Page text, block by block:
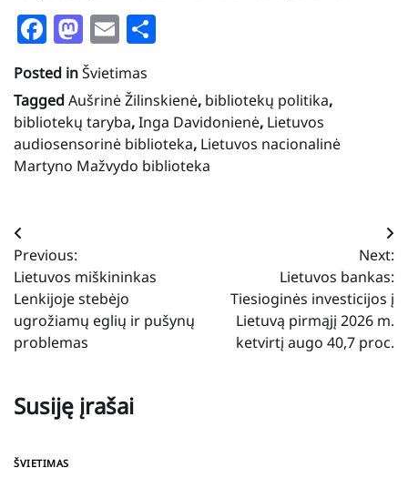
Facebook
Mastodon
Email
Posted inŠvietimas
TaggedAušrinė Žilinskienė, bibliotekų politika,
bibliotekų taryba,Inga Davidonienė, Lietuvos
audiosensorinė biblioteka, Lietuvos nacionalinė
Martyno Mažvydo biblioteka
Navigacija
tarp
įrašų
Previous:
Lietuvos miškininkas
Lenkijoje stebėjo
ugrožiamų eglių ir pušynų
problemas
Next:
Lietuvos bankas:
Tiesioginės investicijos į
Lietuvą pirmąjį 2026 m.
ketvirtį augo 40,7 proc.
Susiję įrašai
ŠVIETIMAS